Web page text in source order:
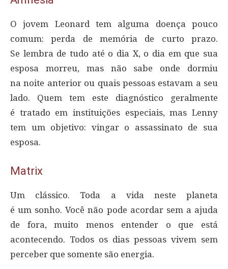
O jovem Leonard tem alguma doença pouco
comum: perda de memória de curto prazo.
Se lembra de tudo até o dia X, o dia em que sua
esposa morreu, mas não sabe onde dormiu
na noite anterior ou quais pessoas estavam a seu
lado. Quem tem este diagnóstico geralmente
é tratado em instituições especiais, mas Lenny
tem um objetivo: vingar o assassinato de sua
esposa.
Matrix
Um clássico. Toda a vida neste planeta
é um sonho. Você não pode acordar sem a ajuda
de fora, muito menos entender o que está
acontecendo. Todos os dias pessoas vivem sem
perceber que somente são energia.